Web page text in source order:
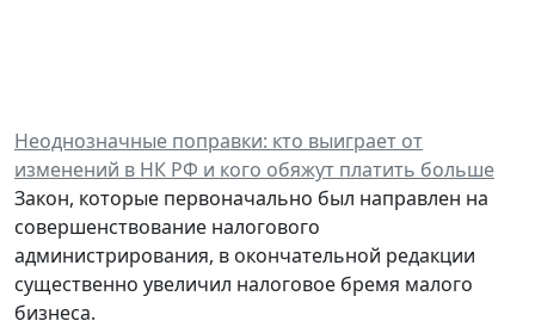
Неоднозначные поправки: кто выиграет от
изменений в НК РФ и кого обяжут платить больше
Закон, которые первоначально был направлен на
совершенствование налогового
администрирования, в окончательной редакции
существенно увеличил налоговое бремя малого
бизнеса.